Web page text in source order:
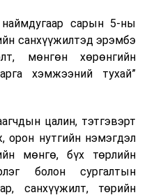
үйлчилдэг гадаадын
байна. Тухайлбал,
орлогын 80 гаруй
бөгөөд тус улсын
орж болзошгүйг
сарын 5-ны
санхүүжилтэд эрэмбэ
мөнгөн хөрөнгийн
хэмжээний тухай”
цалин, тэтгэвэрт
орон нутгийн нэмэгдэл
мөнгө, бүх төрлийн
болон сургалтын
санхүүжилт, төрийн